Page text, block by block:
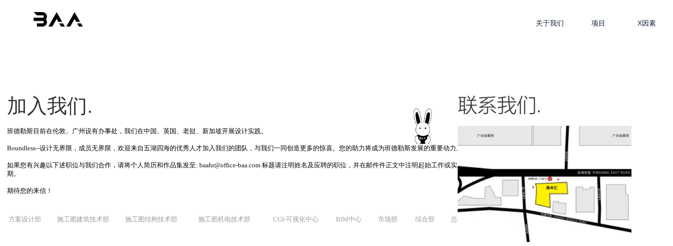
关于我们 项目 X因素
加入我们.
班德勒斯目前在伦敦、广州设有办事处，我们在中国、英国、老挝、新加坡开展设计实践。
Boundless--设计无界限，成员无界限，欢迎来自五湖四海的优秀人才加入我们的团队，与我们一同创造更多的惊喜。您的助力将成为班德勒斯发展的重要动力。
如果您有兴趣以下述职位与我们合作，请将个人简历和作品集发至: baahr@office-baa.com 标题请注明姓名及应聘的职位，并在邮件件正文中注明起始工作或实习日
期。
期待您的来信！
方案设计部 施工图建筑技术部 施工图结构技术部 施工图机电技术部 CGI-可视化中心 BIM中心 市场部 综合部 总经办